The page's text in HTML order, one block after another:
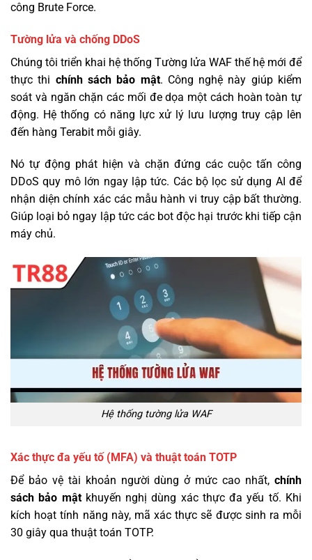
công Brute Force.
Tường lửa và chống DDoS
Chúng tôi triển khai hệ thống Tường lửa WAF thế hệ mới để
thực thi chính sách bảo mật. Công nghệ này giúp kiểm
soát và ngăn chặn các mối đe dọa một cách hoàn toàn tự
động. Hệ thống có năng lực xử lý lưu lượng truy cập lên
đến hàng Terabit mỗi giây.
Nó tự động phát hiện và chặn đứng các cuộc tấn công
DDoS quy mô lớn ngay lập tức. Các bộ lọc sử dụng AI để
nhận diện chính xác các mẫu hành vi truy cập bất thường.
Giúp loại bỏ ngay lập tức các bot độc hại trước khi tiếp cận
máy chủ.
Hệ thống tường lửa WAF
Xác thực đa yếu tố (MFA) và thuật toán TOTP
Để bảo vệ tài khoản người dùng ở mức cao nhất, chính
sách bảo mậtkhuyến nghị dùng xác thực đa yếu tố. Khi
kích hoạt tính năng này, mã xác thực sẽ được sinh ra mỗi
30 giây qua thuật toán TOTP.